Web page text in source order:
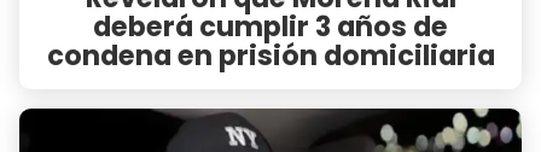
deberá cumplir 3 años de
condena en prisión domiciliaria